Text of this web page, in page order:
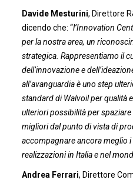
Davide Mesturini, Direttore
dicendo che: “l’Innovation
per la nostra area, un
strategica. Rappresentiamo il
dell’innovazione e
all’avanguardia è uno step
standard di Walvoil per qualità
ulteriori possibilità per
migliori dal punto di vista di
accompagnare ancora meglio
realizzazioni in Italia e nel
Andrea Ferrari, Direttore